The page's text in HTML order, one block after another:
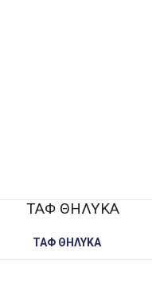
ΤΑΦ ΘΗΛΥΚΑ